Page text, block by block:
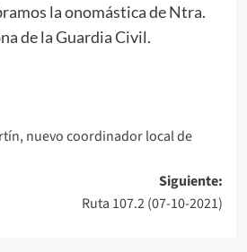
la onomástica de Ntra.
de la Guardia Civil.
nuevo coordinador local de
Siguiente:
Ruta 107.2 (07-10-2021)